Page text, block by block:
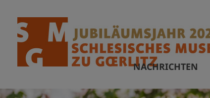
NACHRICHTEN